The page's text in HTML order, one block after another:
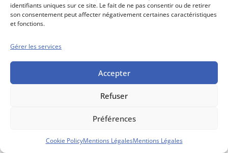
identifiants uniques sur ce site. Le fait de ne pas consentir ou de retirer
son consentement peut affecter négativement certaines caractéristiques
et fonctions.
Gérer les services
Accepter
Refuser
Préférences
Cookie PolicyMentions LégalesMentions Légales